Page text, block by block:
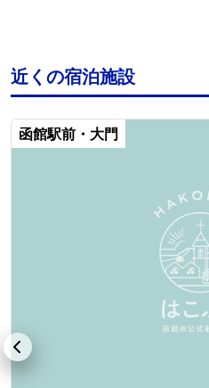
近くの宿泊施設
函館駅前・大門